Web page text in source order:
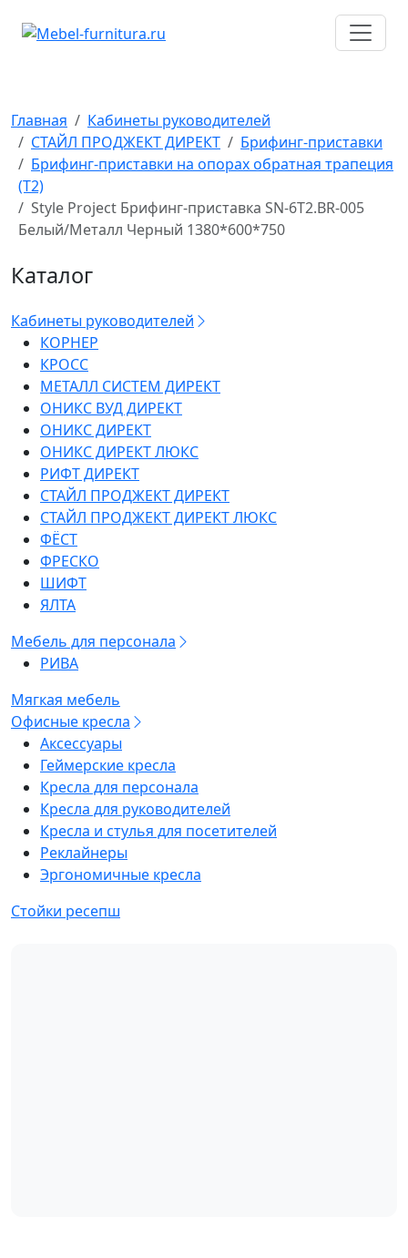
Главная
Кабинеты руководителей
СТАЙЛ ПРОДЖЕКТ ДИРЕКТ
Брифинг-приставки
Брифинг-приставки на опорах обратная трапеция
(T2)
Style Project Брифинг-приставка SN-6T2.BR-005
Белый/Металл Черный 1380*600*750
Каталог
Кабинеты руководителей
КОРНЕР
КРОСС
МЕТАЛЛ СИСТЕМ ДИРЕКТ
ОНИКС ВУД ДИРЕКТ
ОНИКС ДИРЕКТ
ОНИКС ДИРЕКТ ЛЮКС
РИФТ ДИРЕКТ
СТАЙЛ ПРОДЖЕКТ ДИРЕКТ
СТАЙЛ ПРОДЖЕКТ ДИРЕКТ ЛЮКС
ФЁСТ
ФРЕСКО
ШИФТ
ЯЛТА
Мебель для персонала
РИВА
Мягкая мебель
Офисные кресла
Аксессуары
Геймерские кресла
Кресла для персонала
Кресла для руководителей
Кресла и стулья для посетителей
Реклайнеры
Эргономичные кресла
Стойки ресепш